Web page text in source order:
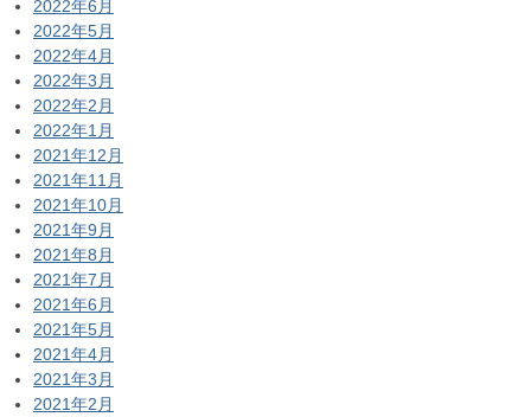
2022年6月
2022年5月
2022年4月
2022年3月
2022年2月
2022年1月
2021年12月
2021年11月
2021年10月
2021年9月
2021年8月
2021年7月
2021年6月
2021年5月
2021年4月
2021年3月
2021年2月